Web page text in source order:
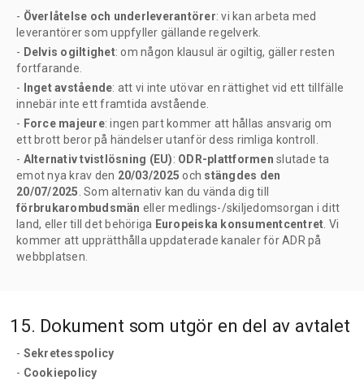
- Överlåtelse och underleverantörer: vi kan arbeta med
leverantörer som uppfyller gällande regelverk.
- Delvis ogiltighet: om någon klausul är ogiltig, gäller resten
fortfarande.
-
Inget avstående: att vi inte utövar en rättighet vid ett tillfälle
innebär inte ett framtida avstående.
- Force majeure: ingen part kommer att hållas ansvarig om
ett brott beror på händelser utanför dess rimliga kontroll.
- Alternativ tvistlösning (EU): ODR-plattformen slutade ta
emot nya krav den 20/03/2025 och stängdes den
20/07/2025 . Som alternativ kan du vända dig till
förbrukarombudsmän eller medlings-/skiljedomsorgan i ditt
land, eller till det behöriga Europeiska konsumentcentret . Vi
kommer att upprätthålla uppdaterade kanaler för ADR på
webbplatsen.
15. Dokument som utgör en del av avtalet
- Sekretesspolicy
- Cookiepolicy